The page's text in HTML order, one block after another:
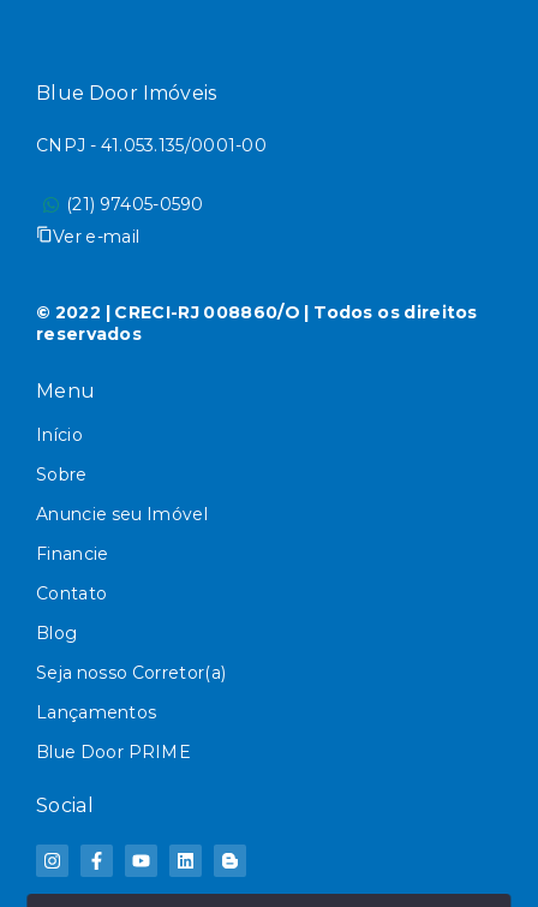
Blue Door Imóveis
CNPJ - 41.053.135/0001-00
(21) 97405-0590
Ver e-mail
© 2022 | CRECI-RJ 008860/O | Todos os direitos
reservados
Menu
Início
Sobre
Anuncie seu Imóvel
Financie
Contato
Blog
Seja nosso Corretor(a)
Lançamentos
Blue Door PRIME
Social